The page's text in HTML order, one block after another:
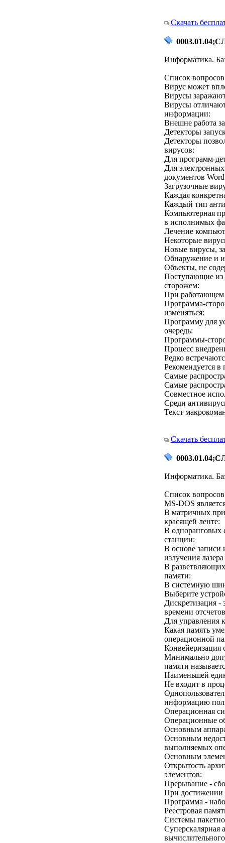
Скачать
Информатика.
Список вопросов
Вирус может
Вирусы
Вирусы
информации:
Внешне работа
Детекторы
Детекторы
вирусов:
Для программ-
Для
документов
Загрузочные
Каждая
Каждый тип
Компьютерная
в исполнимых
Лечение
Некоторые
Новые вирусы,
Обнаружение и
Объекты, не
Поступающие из
сторожем:
При работающем
Программа-
изменяться:
Программу для
очередь:
Программы-
Процесс
Редко
Рекомендуется
Самые
Самые
Совместное
Среди
Текст
Скачать
Информатика.
Список вопросов
MS-DOS
В матричных
красящей ленте:
В одноранговых
станции:
В основе записи
излучения
В
памяти:
В системную
Выберите
Дискретизация -
времени
Для управления
Какая память
операционной
Конвейеризация
Минимально
памяти
Наименьшей
Не входит в
информацию
Операционная
Операционные
Основным
Основным
выполняемых
Основным
Открытость
элементов:
Прерывание -
При достижении
Программа -
Реестровая
Системы
Суперскалярная